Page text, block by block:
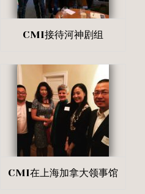
CMI接待河神剧组
CMI在上海加拿大领事馆